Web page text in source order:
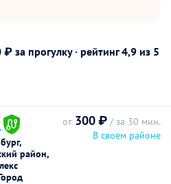
за прогулку · рейтинг4,9 из 5
район,
от 300 ₽ / за 30 мин.
В своём районе